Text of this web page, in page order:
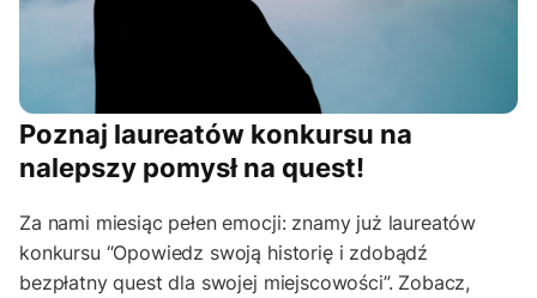
Poznaj laureatów konkursu na
nalepszy pomysł na quest!
Za nami miesiąc pełen emocji: znamy już laureatów
konkursu “Opowiedz swoją historię i zdobądź
bezpłatny quest dla swojej miejscowości”. Zobacz,